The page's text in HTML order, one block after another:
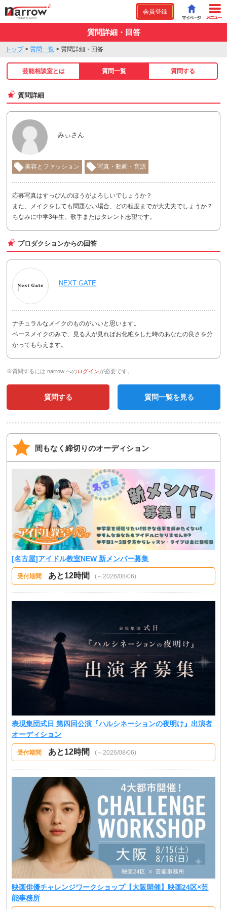
会員登録
質問詳細・回答
トップ> 質問一覧 > 質問詳細・回答
芸能相談室とは 質問一覧 質問する
質問詳細
みぃさん
美容とファッション 写真・動画・音源
応募写真はすっぴんのほうがよろしいでしょうか？
また、メイクをしても問題ない場合、どの程度までが大丈夫でしょうか？
ちなみに中学3年生、歌手またはタレント志望です。
プロダクションからの回答
NEXT GATE
ナチュラルなメイクのものがいいと思います。
ベースメイクのみで、見る人が見ればお化粧をした時のあなたの良さを分
かってもらえます。
※質問するには narrow へのログインが必要です。
質問する 質問一覧を見る
間もなく締切りのオーディション
[名古屋]アイドル教室NEW 新メンバー募集
受付期間 あと12時間 (～2026/08/06)
表現集団式日 第四回公演『ハルシネーションの夜明け』出演者
オーディション
受付期間 あと12時間 (～2026/08/06)
映画俳優チャレンジワークショップ【大阪開催】映画24区×芸
能事務所